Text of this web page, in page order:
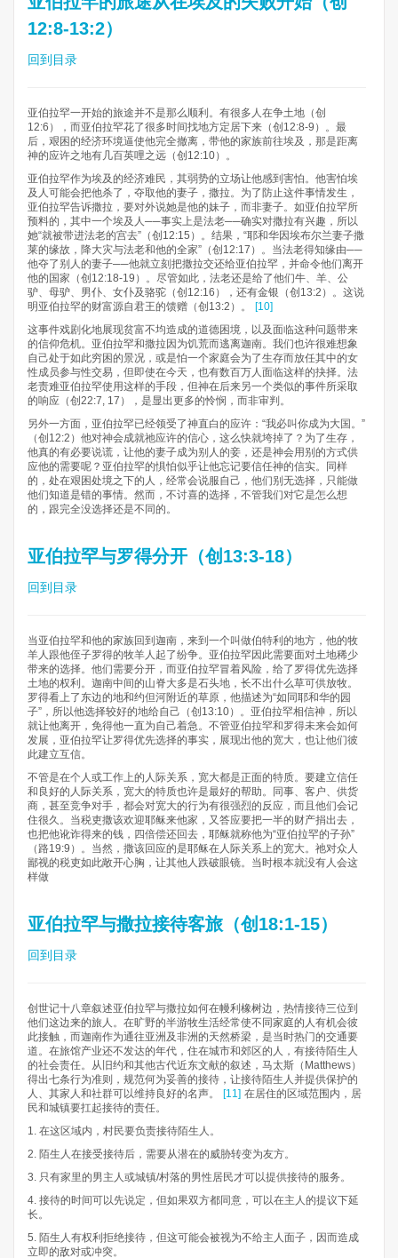
12:8-13:2）
回到目录
亚伯拉罕一开始的旅途并不是那么顺利。有很多人在争土地（创
12:6），而亚伯拉罕花了很多时间找地方定居下来（创12:8-9）。最
后，艰困的经济环境逼使他完全撤离，带他的家族前往埃及，那是距离
神的应许之地有几百英哩之远（创12:10）。
亚伯拉罕作为埃及的经济难民，其弱势的立场让他感到害怕。他害怕埃
及人可能会把他杀了，夺取他的妻子，撒拉。为了防止这件事情发生，
亚伯拉罕告诉撒拉，要对外说她是他的妹子，而非妻子。如亚伯拉罕所
预料的，其中一个埃及人──事实上是法老──确实对撒拉有兴趣，所以
她“就被带进法老的宫去”（创12:15）。结果，“耶和华因埃布尔兰妻子撒
莱的缘故，降大灾与法老和他的全家”（创12:17）。当法老得知缘由──
他夺了别人的妻子──他就立刻把撒拉交还给亚伯拉罕，并命令他们离开
他的国家（创12:18-19）。尽管如此，法老还是给了他们牛、羊、公
驴、母驴、男仆、女仆及骆驼（创12:16），还有金银（创13:2）。这说
明亚伯拉罕的财富源自君王的馈赠（创13:2）。
[10]
这事件戏剧化地展现贫富不均造成的道德困境，以及面临这种问题带来
的信仰危机。亚伯拉罕和撒拉因为饥荒而逃离迦南。我们也许很难想象
自己处于如此穷困的景况，或是怕一个家庭会为了生存而放任其中的女
性成员参与性交易，但即使在今天，也有数百万人面临这样的抉择。法
老责难亚伯拉罕使用这样的手段，但神在后来另一个类似的事件所采取
的响应（创22:7, 17），是显出更多的怜悯，而非审判。
另外一方面，亚伯拉罕已经领受了神直白的应许：“我必叫你成为大国。”
（创12:2）他对神会成就祂应许的信心，这么快就垮掉了？为了生存，
他真的有必要说谎，让他的妻子成为别人的妾，还是神会用别的方式供
应他的需要呢？亚伯拉罕的惧怕似乎让他忘记要信任神的信实。同样
的，处在艰困处境之下的人，经常会说服自己，他们别无选择，只能做
他们知道是错的事情。然而，不讨喜的选择，不管我们对它是怎么想
的，跟完全没选择还是不同的。
亚伯拉罕与罗得分开（创13:3-18）
回到目录
当亚伯拉罕和他的家族回到迦南，来到一个叫做伯特利的地方，他的牧
羊人跟他侄子罗得的牧羊人起了纷争。亚伯拉罕因此需要面对土地稀少
带来的选择。他们需要分开，而亚伯拉罕冒着风险，给了罗得优先选择
土地的权利。迦南中间的山脊大多是石头地，长不出什么草可供放牧。
罗得看上了东边的地和约但河附近的草原，他描述为“如同耶和华的园
子”，所以他选择较好的地给自己（创13:10）。亚伯拉罕相信神，所以
就让他离开，免得他一直为自己着急。不管亚伯拉罕和罗得未来会如何
发展，亚伯拉罕让罗得优先选择的事实，展现出他的宽大，也让他们彼
此建立互信。
不管是在个人或工作上的人际关系，宽大都是正面的特质。要建立信任
和良好的人际关系，宽大的特质也许是最好的帮助。同事、客户、供货
商，甚至竞争对手，都会对宽大的行为有很强烈的反应，而且他们会记
住很久。当税吏撒该欢迎耶稣来他家，又答应要把一半的财产捐出去，
也把他讹诈得来的钱，四倍偿还回去，耶稣就称他为“亚伯拉罕的子孙”
（路19:9）。当然，撒该回应的是耶稣在人际关系上的宽大。祂对众人
鄙视的税吏如此敞开心胸，让其他人跌破眼镜。当时根本就没有人会这
样做
亚伯拉罕与撒拉接待客旅（创18:1-15）
回到目录
创世记十八章叙述亚伯拉罕与撒拉如何在幔利橡树边，热情接待三位到
他们这边来的旅人。在旷野的半游牧生活经常使不同家庭的人有机会彼
此接触，而迦南作为通往亚洲及非洲的天然桥梁，是当时热门的交通要
道。在旅馆产业还不发达的年代，住在城市和郊区的人，有接待陌生人
的社会责任。从旧约和其他古代近东文献的叙述，马太斯（Matthews）
得出七条行为准则，规范何为妥善的接待，让接待陌生人并提供保护的
人、其家人和社群可以维持良好的名声。
[11] 在居住的区域范围内，居
民和城镇要扛起接待的责任。
1. 在这区域内，村民要负责接待陌生人。
2. 陌生人在接受接待后，需要从潜在的威胁转变为友方。
3. 只有家里的男主人或城镇/村落的男性居民才可以提供接待的服务。
4. 接待的时间可以先说定，但如果双方都同意，可以在主人的提议下延
长。
5. 陌生人有权利拒绝接待，但这可能会被视为不给主人面子，因而造成
立即的敌对或冲突。